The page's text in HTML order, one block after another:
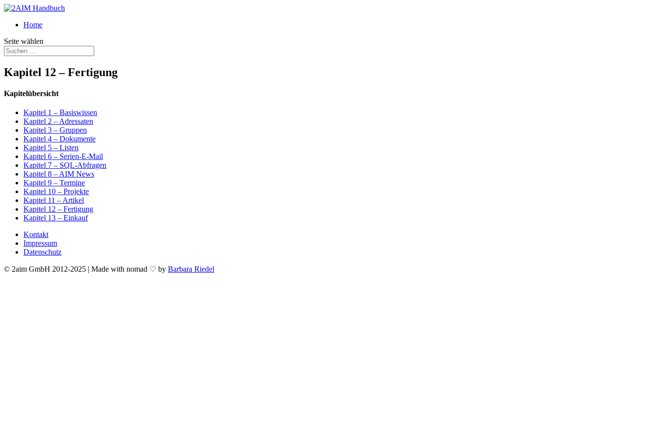
Home
Seite wählen
Kapitel 12 – Fertigung
Kapitelübersicht
Kapitel 1 – Basiswissen
Kapitel 2 – Adressaten
Kapitel 3 – Gruppen
Kapitel 4 – Dokumente
Kapitel 5 – Listen
Kapitel 6 – Serien-E-Mail
Kapitel 7 – SQL-Abfragen
Kapitel 8 – AIM News
Kapitel 9 – Termine
Kapitel 10 – Projekte
Kapitel 11 – Artikel
Kapitel 12 – Fertigung
Kapitel 13 – Einkauf
Kontakt
Impressum
Datenschutz
© 2aim GmbH 2012-2025 | Made with nomad ♡ by Barbara Riedel